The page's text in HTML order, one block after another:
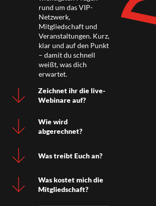
rund um das VIP-
Netzwerk,
Mitgliedschaft und
Veranstaltungen. Kurz,
klar und auf den Punkt
– damit du schnell
weißt, was dich
erwartet.
Zeichnet ihr die live-
Webinare auf?
Wie wird
abgerechnet?
Was treibt Euch an?
Was kostet mich die
Mitgliedschaft?